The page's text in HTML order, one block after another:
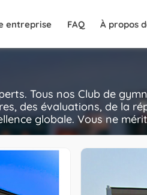
entreprise FAQ À propos
Tous nos Club de
des évaluations, de la
globale. Vous ne